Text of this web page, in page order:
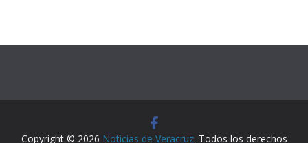
Copyright © 2026 Noticias de Veracruz. Todos los derechos